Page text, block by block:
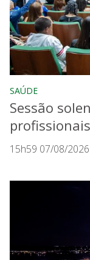
SAÚDE
Sessão
15h59 07/08/2026